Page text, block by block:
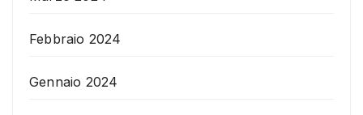
Febbraio 2024
Gennaio 2024